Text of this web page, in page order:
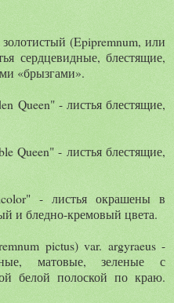
(Epipremnum, или
сердцевидные, блестящие,
«брызгами».
Queen" - листья блестящие,
Queen" - листья блестящие,
- листья окрашены в
и бледно-кремовый цвета.
pictus) var. argyraeus -
матовые, зеленые с
белой полоской по краю.